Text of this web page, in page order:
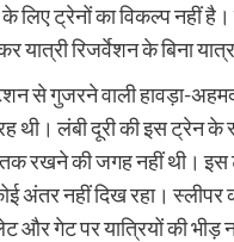
लिए ट्रेनों का विकल्प नहीं
यात्री रिजर्वेशन के बिना
से गुजरने वाली हावड़ा-
थी। लंबी दूरी की इस ट्रेन के
रखने की जगह नहीं थी। इस
अंतर नहीं दिख रहा।
और गेट पर यात्रियों की